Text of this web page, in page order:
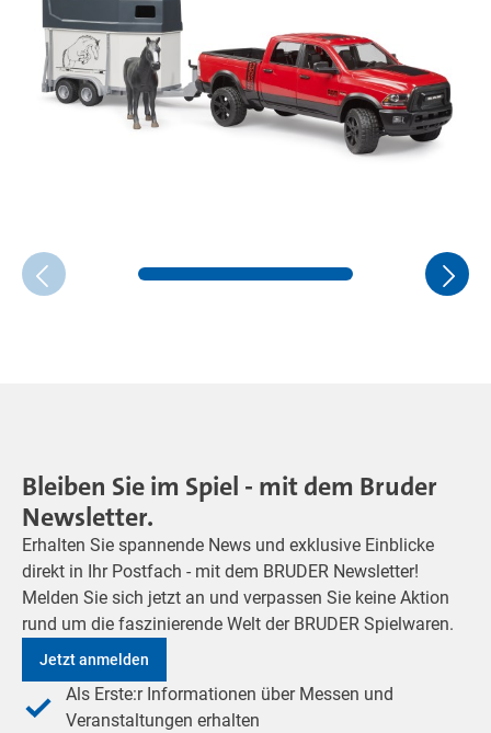
Bleiben Sie im Spiel - mit dem Bruder
Newsletter.
Erhalten Sie spannende News und exklusive Einblicke
direkt in Ihr Postfach - mit dem BRUDER Newsletter!
Melden Sie sich jetzt an und verpassen Sie keine Aktion
rund um die faszinierende Welt der BRUDER Spielwaren.
Jetzt anmelden
Als Erste:r Informationen über Messen und
Veranstaltungen erhalten